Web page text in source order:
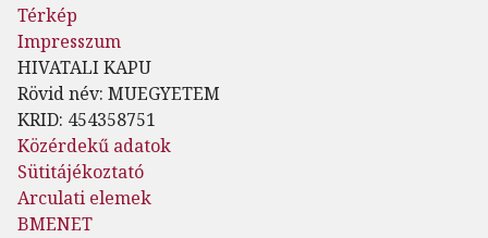
Térkép
Impresszum
HIVATALI KAPU
Rövid név: MUEGYETEM
KRID: 454358751
Közérdekű adatok
Sütitájékoztató
Arculati elemek
BMENET